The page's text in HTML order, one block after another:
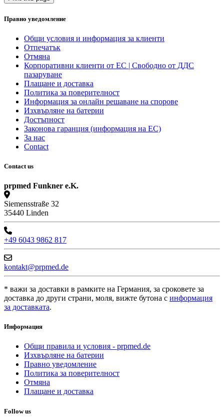
Правно уведомление
Общи условия и информация за клиенти
Отпечатък
Отмяна
Корпоративни клиенти от ЕС | Свободно от ДДС
пазаруване
Плащане и доставка
Политика за поверителност
Информация за онлайн решаване на спорове
Изхвърляне на батерии
Достъпност
Законовa гаранция (информация на ЕС)
За нас
Contact
Contact us
prpmed Funkner e.K.
Siemensstraße 32
35440 Linden
+49 6043 9862 817
kontakt@prpmed.de
* важи за доставки в рамките на Германия, за сроковете за
доставка до други страни, моля, вижте бутона с информация
за доставката.
Информация
Общи правила и условия - prpmed.de
Изхвърляне на батерии
Правно уведомление
Политика за поверителност
Отмяна
Плащане и доставка
Follow us